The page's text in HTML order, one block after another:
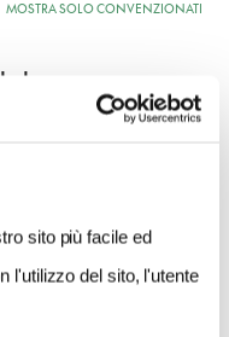
sito più facile ed
l'utilizzo del sito, l'utente
MOSTRA SOLO CONVENZIONATI